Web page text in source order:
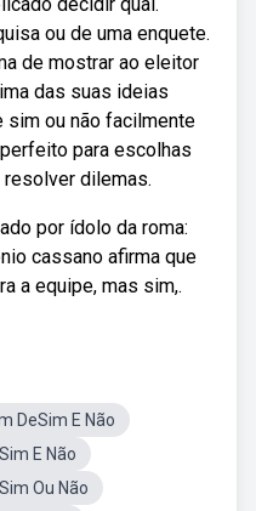
ou de uma enquete.
de mostrar ao eleitor
das suas ideias
ou não facilmente
para escolhas
dilemas.
por ídolo da roma:
cassano afirma que
a equipe, mas sim,.
DeSim E Não
E Não
Ou Não